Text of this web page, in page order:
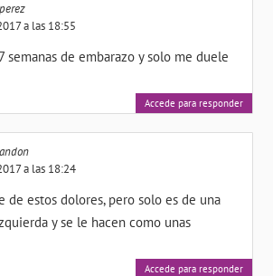
a las 18:55
semanas de embarazo y solo me duele
Accede para responder
a las 18:24
de estos dolores, pero solo es de una
y se le hacen como unas
Accede para responder